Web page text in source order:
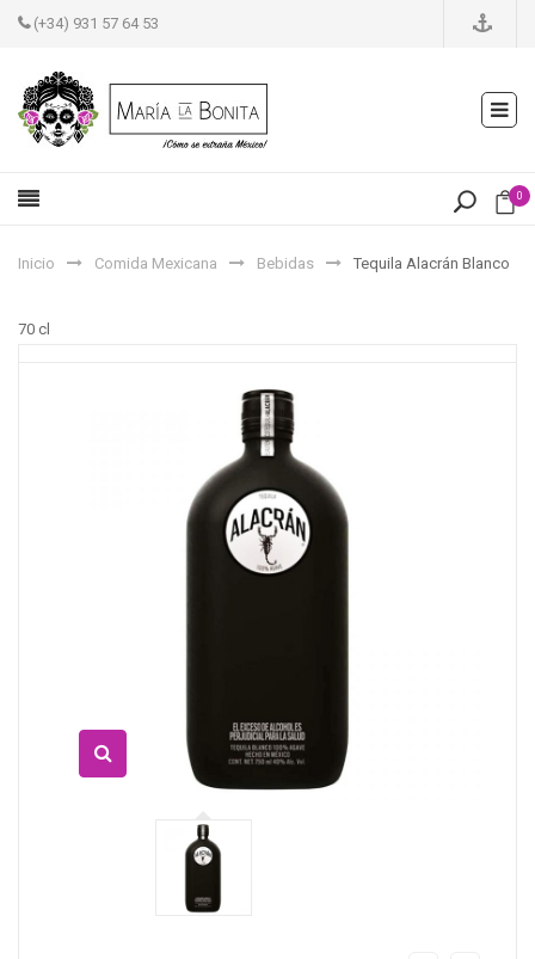
(+34) 931 57 64 53
0
Inicio Comida Mexicana Bebidas Tequila Alacrán Blanco
70 cl